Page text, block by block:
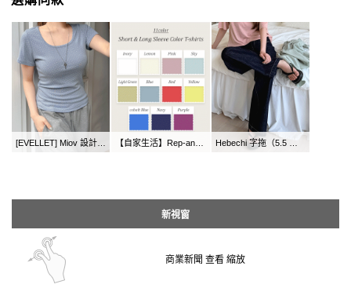
[EVELLET] Miov 設計方領卹 【自家生活】Rep-an服飾及袖T卹 Hebechi 字拖（5.5 分鐘）
新視窗
商業新聞 查看 縮放